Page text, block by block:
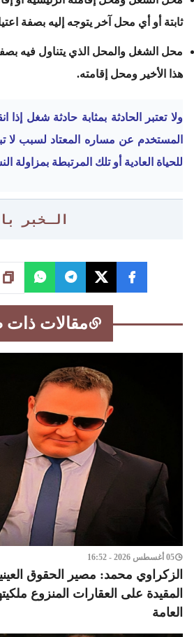
ثابتة أو أي محل آخر يتوجه إليه بصفة
محل الشغل والمحل الذي يتناول فيه
هذا الأخير ومحل إقامته.
ولا تعتبر الحادثة بمثابة حادثة شغل إذا
المستخدم عن مساره المعتاد لسبب لا
للحياة العادية أو تلك المرتبطة
الـخبر
مقالات ذات
05 أغسطس 2026 - 16:52
الزكراوي محمد: مصير الحقوق
المقيدة على العقارات المنزوع
العامة